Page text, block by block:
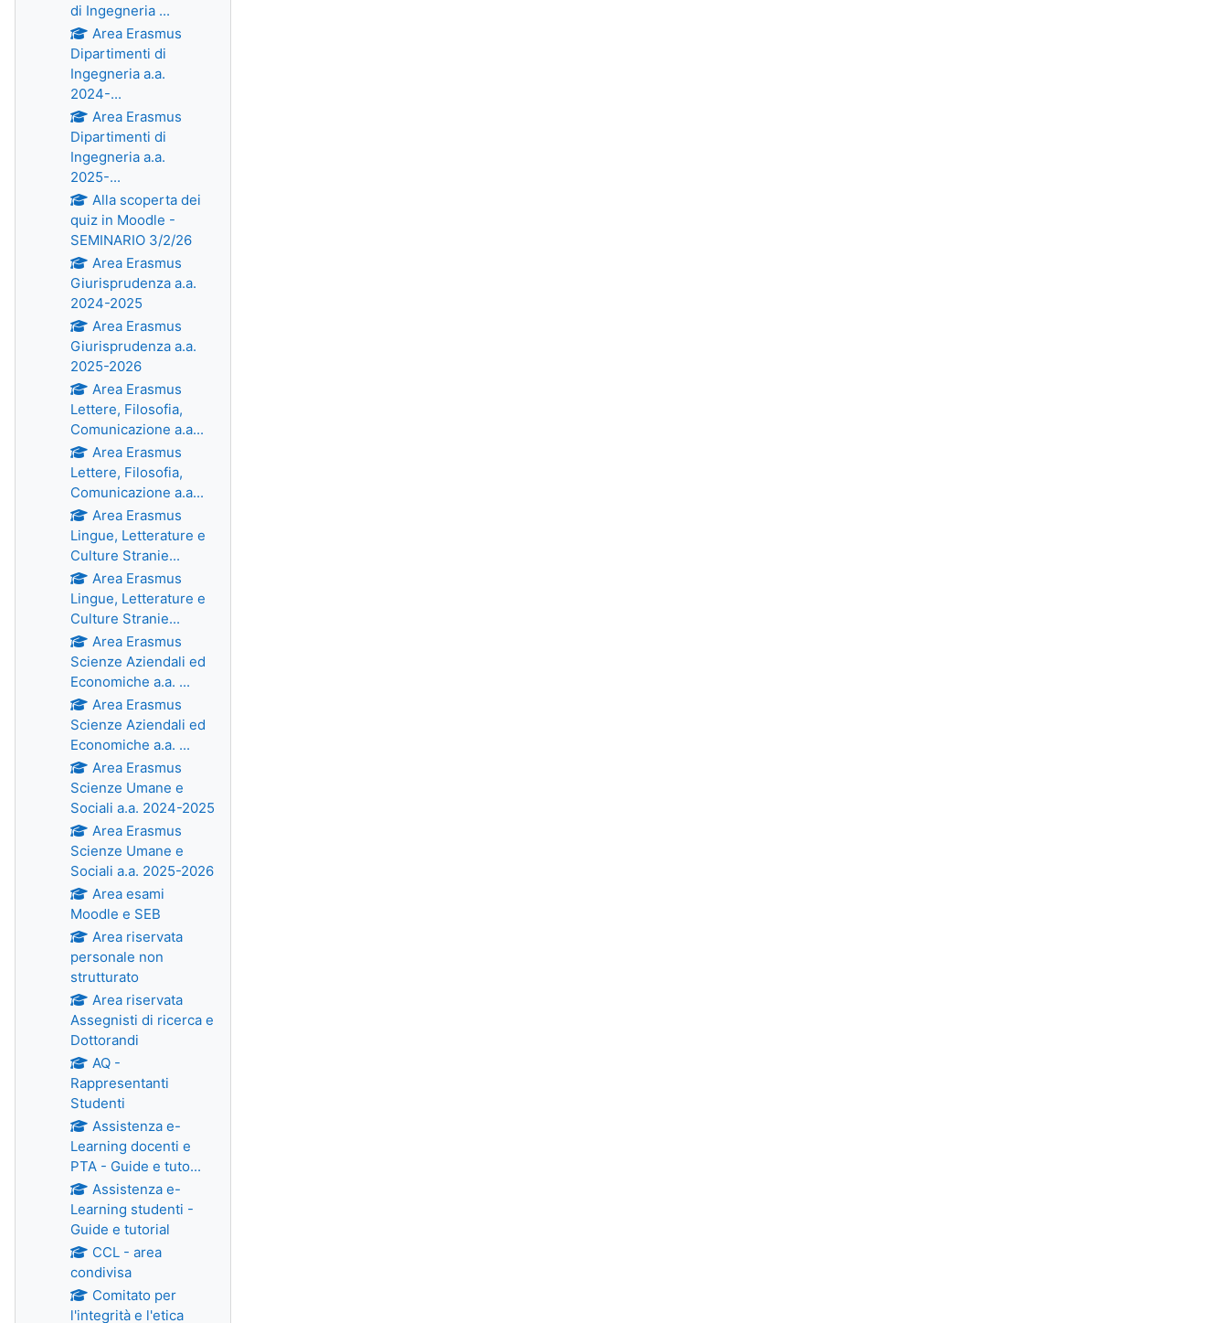
di Ingegneria ...
Area Erasmus
Dipartimenti di
Ingegneria a.a.
2024-...
Area Erasmus
Dipartimenti di
Ingegneria a.a.
2025-...
Alla scoperta dei
quiz in Moodle -
SEMINARIO 3/2/26
Area Erasmus
Giurisprudenza a.a.
2024-2025
Area Erasmus
Giurisprudenza a.a.
2025-2026
Area Erasmus
Lettere, Filosofia,
Comunicazione a.a...
Area Erasmus
Lettere, Filosofia,
Comunicazione a.a...
Area Erasmus
Lingue, Letterature e
Culture Stranie...
Area Erasmus
Lingue, Letterature e
Culture Stranie...
Area Erasmus
Scienze Aziendali ed
Economiche a.a. ...
Area Erasmus
Scienze Aziendali ed
Economiche a.a. ...
Area Erasmus
Scienze Umane e
Sociali a.a. 2024-2025
Area Erasmus
Scienze Umane e
Sociali a.a. 2025-2026
Area esami
Moodle e SEB
Area riservata
personale non
strutturato
Area riservata
Assegnisti di ricerca e
Dottorandi
AQ -
Rappresentanti
Studenti
Assistenza e-
Learning docenti e
PTA - Guide e tuto...
Assistenza e-
Learning studenti -
Guide e tutorial
CCL - area
condivisa
Comitato per
l'integrità e l'etica